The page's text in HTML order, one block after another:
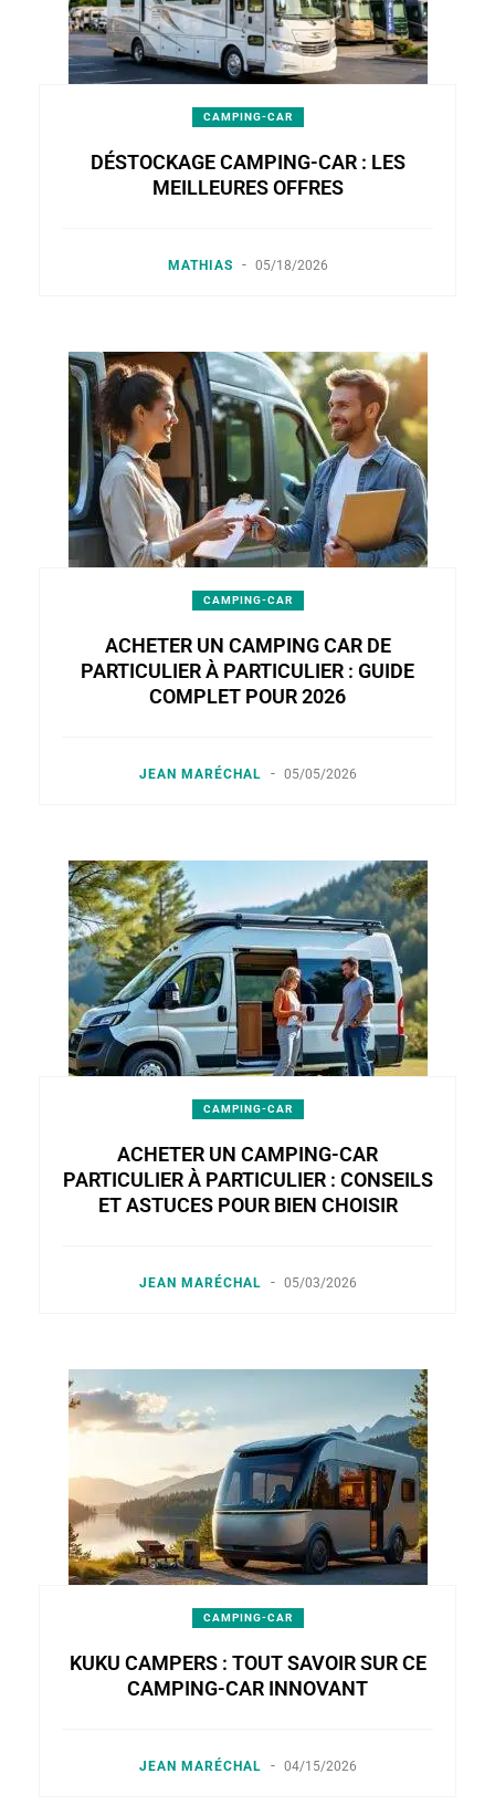
CAMPING-CAR
DÉSTOCKAGE CAMPING-CAR : LES
MEILLEURES OFFRES
MATHIAS - 05/18/2026
CAMPING-CAR
ACHETER UN CAMPING CAR DE
PARTICULIER À PARTICULIER : GUIDE
COMPLET POUR 2026
JEAN MARÉCHAL - 05/05/2026
CAMPING-CAR
ACHETER UN CAMPING-CAR
PARTICULIER À PARTICULIER : CONSEILS
ET ASTUCES POUR BIEN CHOISIR
JEAN MARÉCHAL - 05/03/2026
CAMPING-CAR
KUKU CAMPERS : TOUT SAVOIR SUR CE
CAMPING-CAR INNOVANT
JEAN MARÉCHAL - 04/15/2026